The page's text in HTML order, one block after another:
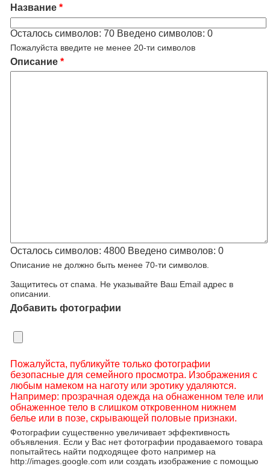
Название *
Осталось символов: 70 Введено символов: 0
Пожалуйста введите не менее 20-ти символов
Описание *
Осталось символов: 4800 Введено символов: 0
Описание не должно быть менее 70-ти символов.
Защититесь от спама. Не указывайте Ваш Email адрес в
описании.
Добавить фотографии
Пожалуйста, публикуйте только фотографии
безопасные для семейного просмотра. Изображения с
любым намеком на наготу или эротику удаляются.
Например: прозрачная одежда на обнаженном теле или
обнаженное тело в слишком откровенном нижнем
белье или в позе, скрывающей половые признаки.
Фотографии существенно увеличивает эффективность
объявления. Если у Вас нет фотографии продаваемого товара
попытайтесь найти подходящее фото например на
http://images.google.com или создать изображение с помощью